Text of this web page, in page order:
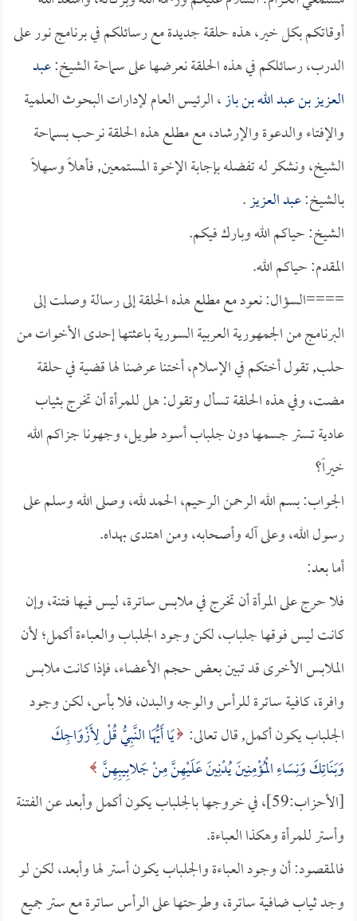
أوقاتكم بكل خير، هذه حلقة جديدة مع رسائلكم في برنامج نور على
الدرب، رسائلكم في هذه الحلقة نعرضها على سماحة الشيخ:عبد
العزيز بن عبد الله بن باز، الرئيس العام لإدارات البحوث العلمية
والإفتاء والدعوة والإرشاد، مع مطلع هذه الحلقة نرحب بسماحة
الشيخ، ونشكر له تفضله بإجابة الإخوة المستمعين, فأهلاً وسهلاً
بالشيخ:عبد العزيز.
الشيخ: حياكم الله وبارك فيكم.
المقدم: حياكم الله.
====السؤال: نعود مع مطلع هذه الحلقة إلى رسالة وصلت إلى
البرنامج من الجمهورية العربية السورية باعثتها إحدى الأخوات من
حلب, تقول أختكم في الإسلام، أختنا عرضنا لها قضية في حلقة
مضت، وفي هذه الحلقة تسأل وتقول: هل للمرأة أن تخرج بثياب
عادية تستر جسمها دون جلباب أسود طويل، وجهونا جزاكم الله
خيراً؟
الجواب: بسم الله الرحمن الرحيم، الحمد لله، وصلى الله وسلم على
رسول الله، وعلى آله وأصحابه، ومن اهتدى بهداه.
أما بعد:
فلا حرج على المرأة أن تخرج في ملابس ساترة، ليس فيها فتنة، وإن
كانت ليس فوقها جلباب، لكن وجود الجلباب والعباءة أكمل؛ لأن
الملابس الأخرى قد تبين بعض حجم الأعضاء، فإذا كانت ملابس
وافرة، كافية ساترة للرأس والوجه والبدن، فلا بأس، لكن وجود
الجلباب يكون أكمل, قال تعالى: يَا أَيُّهَا النَّبِيُّ قُلْ لِأَزْوَاجِكَ
وَبَنَاتِكَ وَنِسَاءِ الْمُؤْمِنِينَ يُدْنِينَ عَلَيْهِنَّ مِنْ جَلابِيبِهِنَّ
[الأحزاب:59]، في خروجها بالجلباب يكون أكمل وأبعد عن الفتنة
وأستر للمرأة وهكذا العباءة.
فالمقصود: أن وجود العباءة والجلباب يكون أستر لها وأبعد، لكن لو
وجد ثياب ضافية ساترة، وطرحتها على الرأس ساترة مع ستر جميع